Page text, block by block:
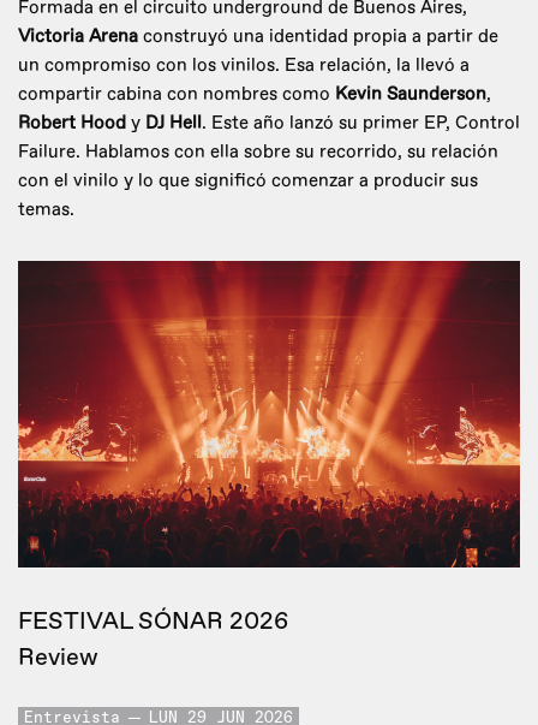
Formada en el circuito underground de Buenos Aires,
Victoria Arena construyó una identidad propia a partir de
un compromiso con los vinilos. Esa relación, la llevó a
compartir cabina con nombres como Kevin Saunderson,
Robert Hood y DJ Hell. Este año lanzó su primer EP, Control
Failure. Hablamos con ella sobre su recorrido, su relación
con el vinilo y lo que significó comenzar a producir sus
temas.
FESTIVAL SÓNAR 2026
Review
Entrevista LUN 29 JUN 2026